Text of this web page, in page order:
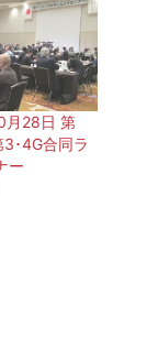
月28日 第
･4G合同ラ
ー